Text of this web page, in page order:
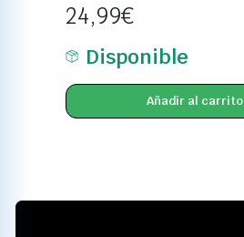
24,99€
Disponible
Añadir al carrito